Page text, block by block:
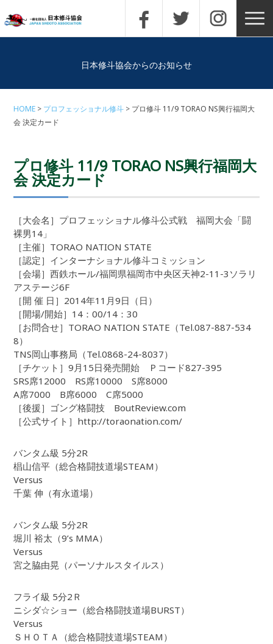
日本修斗協会からのお知らせ
HOME プロフェッショナル修斗
プロ修斗 11/9 TORAO NS興行福岡大
会 決定カード
プロ修斗 11/9 TORAO NS興行福岡大
会 決定カード
［大会名］プロフェッショナル修斗公式戦 福岡大会「闘
裸男14」
［主催］TORAO NATION STATE
［認定］インターナショナル修斗コミッション
［会場］西鉄ホール/福岡県福岡市中央区天神2-11-3ソラリ
アステージ6F
［開 催 日］2014年11月9日（日）
［開場/開始］14：00/14：30
［お問合せ］TORAO NATION STATE（Tel.087-887-534
8）
TNS岡山事務局（Tel.0868-24-8037）
［チケット］9月15日発売開始 Ｐコード827-395
SRS席12000 RS席10000 S席8000
A席7000 B席6000 C席5000
［後援］ゴング格闘技 BoutReview.com
［公式サイト］http://toraonation.com/
バンタム級 5分2R
椙山信平（総合格闘技道場STEAM）
Versus
千葉 伸（有永道場）
バンタム級 5分2R
堀川 裕太（9’s MMA）
Versus
宮之脇由晃（パーソナルスタイルス）
フライ級 5分2Ｒ
ニシダ☆ショー（総合格闘技道場BURST）
Versus
ＳＨＯＴＡ（総合格闘技道場STEAM）